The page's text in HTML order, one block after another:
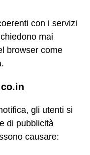
con i servizi
mai
browser come
gli utenti si
di pubblicità
causare: